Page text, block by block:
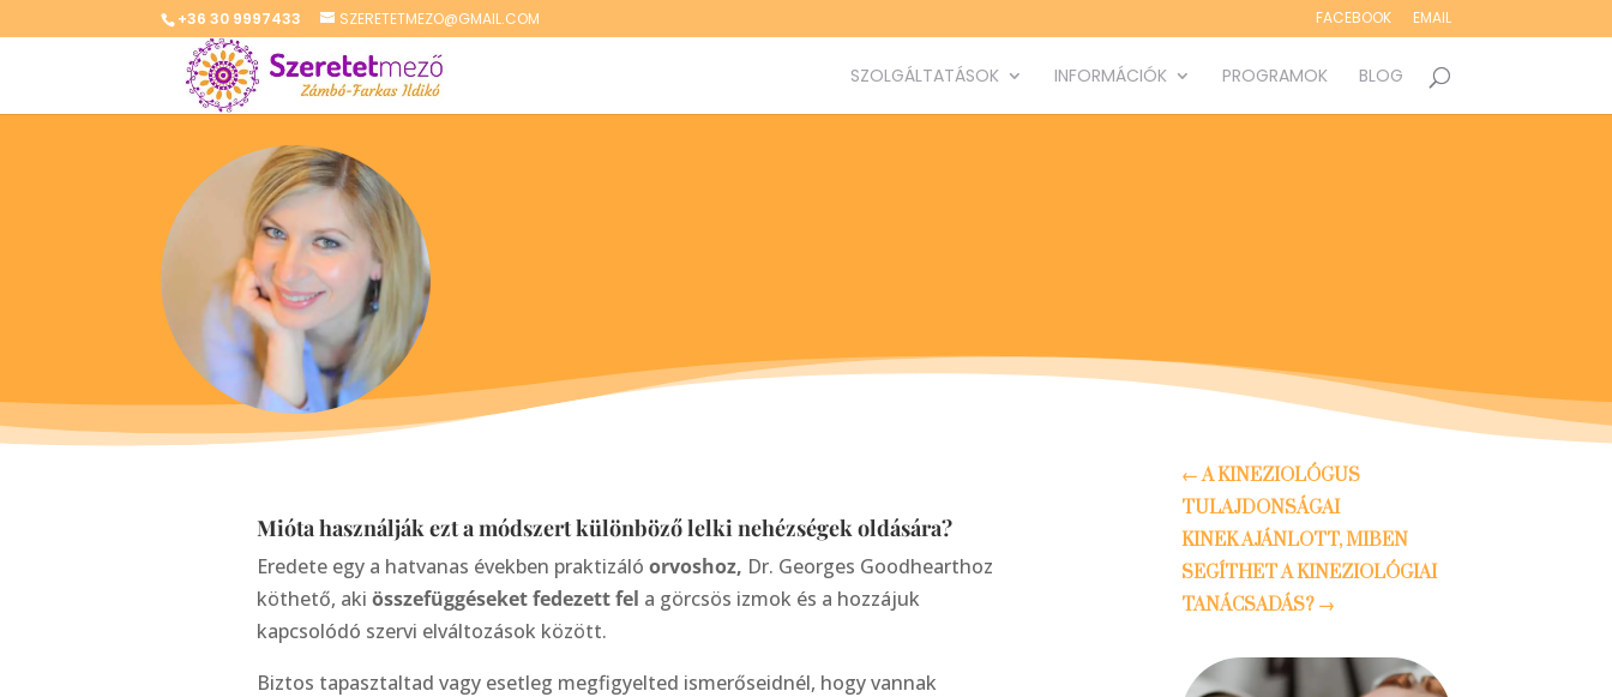
+36 30 9997433 SZERETETMEZO@GMAIL.COM FACEBOOK EMAIL
SZOLGÁLTATÁSOK INFORMÁCIÓK PROGRAMOK BLOG
Mióta használják ezt a módszert különböző lelki nehézségek oldására?
Eredete egy a hatvanas években praktizáló orvoshoz, Dr. Georges Goodhearthoz
köthető, aki összefüggéseket fedezett fel a görcsös izmok és a hozzájuk
kapcsolódó szervi elváltozások között.
Biztos tapasztaltad vagy esetleg megfigyelted ismerőseidnél, hogy vannak
←A KINEZIOLÓGUS
TULAJDONSÁGAI
KINEK AJÁNLOTT, MIBEN
SEGÍTHET A KINEZIOLÓGIAI
TANÁCSADÁS? →